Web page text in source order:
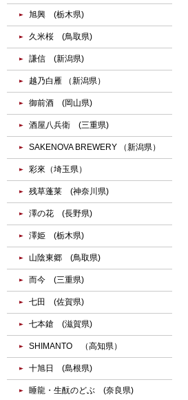
旭興 (栃木県)
久米桜 (鳥取県)
謙信 (新潟県)
越乃白雁 （新潟県）
御前酒 (岡山県)
酒屋八兵衛 (三重県)
SAKENOVA BREWERY （新潟県）
彩來（埼玉県）
残草蓬莱 (神奈川県)
澤の花 (長野県)
澤姫 (栃木県)
山陰東郷 (鳥取県)
而今 (三重県)
七田 (佐賀県)
七本鎗 (滋賀県)
SHIMANTO （高知県）
十旭日 (島根県)
睡龍・生酛のどぶ (奈良県)